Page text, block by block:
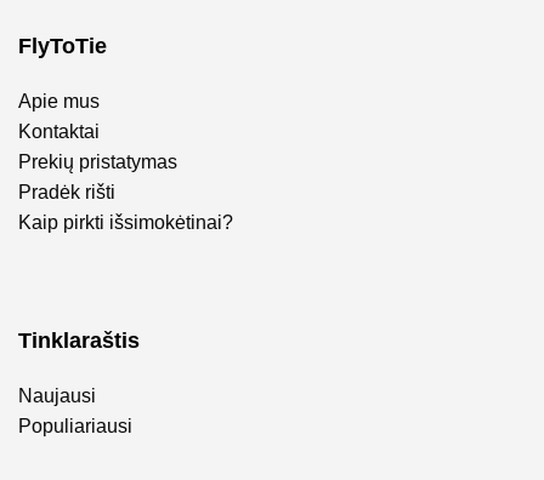
FlyToTie
Apie mus
Kontaktai
Prekių pristatymas
Pradėk rišti
Kaip pirkti išsimokėtinai?
Tinklaraštis
Naujausi
Populiariausi